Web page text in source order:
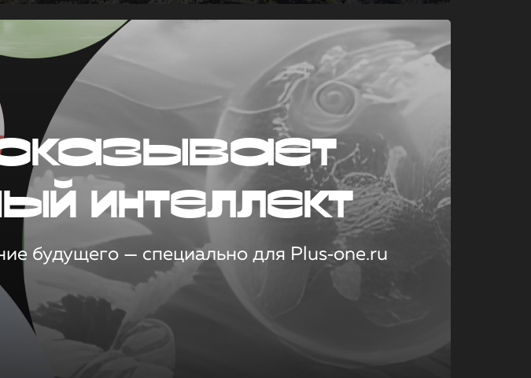
интеллект
будущего — специально для Plus‑one.ru